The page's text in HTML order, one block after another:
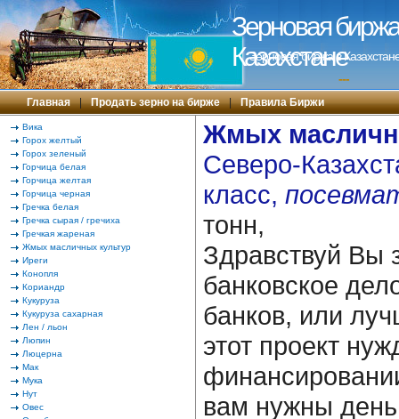
Зерновая
Казахстане
Зерновая биржа в
---
Главная | Продать зерно на бирже | Правила Биржи
Вика
Горох желтый
Горох зеленый
Горчица белая
Горчица желтая
Горчица черная
Гречка белая
Гречка сырая / гречиха
Гречкая жареная
Жмых масличных культур
Иреги
Конопля
Кориандр
Кукуруза
Кукуруза сахарная
Лен / льон
Люпин
Люцерна
Мак
Мука
Нут
Овес
Жмых
Северо-
класс,
тонн,
Здравствуй Вы
банковское
банков, или
этот проект
вам нужны